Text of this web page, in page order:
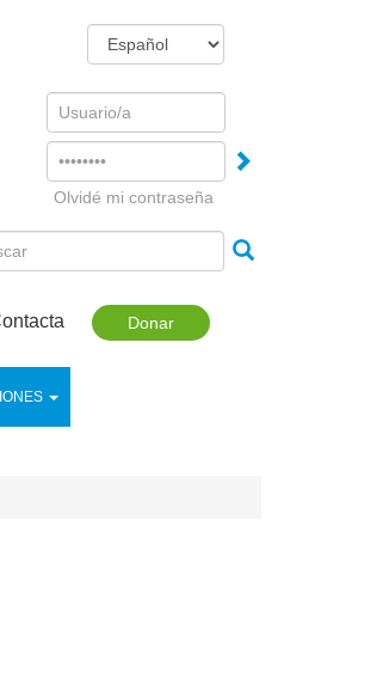
Username
Olvidé mi contraseña
Donar